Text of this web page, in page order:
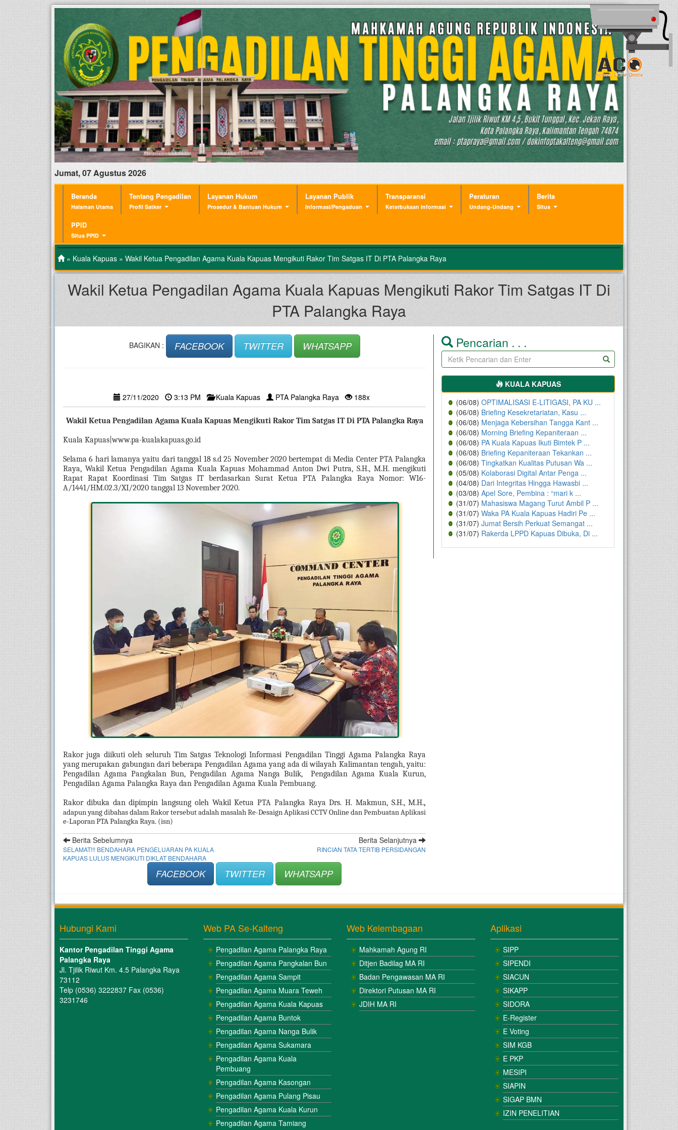
Jumat, 07 Agustus 2026
Beranda
Halaman Utama
Tentang Pengadilan
Profil Satker
Layanan Hukum
Prosedur & Bantuan Hukum
Layanan Publik
Informasi/Pengaduan
Transparansi
Keterbukaan Informasi
Peraturan
Undang-Undang
Berita
Situs
PPID
Situs PPID
» Kuala Kapuas » Wakil Ketua Pengadilan Agama Kuala Kapuas Mengikuti Rakor Tim Satgas IT Di PTA Palangka Raya
Wakil Ketua Pengadilan Agama Kuala Kapuas Mengikuti Rakor Tim Satgas IT Di
PTA Palangka Raya
BAGIKAN : FACEBOOK TWITTER WHATSAPP
27/11/2020 3:13 PM Kuala Kapuas PTA Palangka Raya 188x
Wakil Ketua Pengadilan Agama Kuala Kapuas Mengikuti Rakor Tim Satgas IT Di PTA Palangka Raya
Kuala Kapuas|www.pa-kualakapuas.go.id
Selama 6 hari lamanya yaitu dari tanggal 18 s.d 25 November 2020 bertempat di Media Center PTA Palangka
Raya, Wakil Ketua Pengadilan Agama Kuala Kapuas Mohammad Anton Dwi Putra, S.H., M.H. mengikuti
Rapat Rapat Koordinasi Tim Satgas IT berdasarkan Surat Ketua PTA Palangka Raya Nomor: W16-
A/1441/HM.02.3/XI/2020 tanggal 13 November 2020.
Rakor juga diikuti oleh seluruh Tim Satgas Teknologi Informasi Pengadilan Tinggi Agama Palangka Raya
yang merupakan gabungan dari beberapa Pengadilan Agama yang ada di wilayah Kalimantan tengah, yaitu:
Pengadilan Agama Pangkalan Bun, Pengadilan Agama Nanga Bulik,  Pengadilan Agama Kuala Kurun,
Pengadilan Agama Palangka Raya dan Pengadilan Agama Kuala Pembuang.
Rakor dibuka dan dipimpin langsung oleh Wakil Ketua PTA Palangka Raya Drs. H. Makmun, S.H., M.H.,
adapun yang dibahas dalam Rakor tersebut adalah masalah Re-Desaign Aplikasi CCTV Online dan Pembuatan Aplikasi
e-Laporan PTA Palangka Raya. (isn)
Berita Sebelumnya
SELAMAT!!! BENDAHARA PENGELUARAN PA KUALA
KAPUAS LULUS MENGIKUTI DIKLAT BENDAHARA
Berita Selanjutnya
RINCIAN TATA TERTIB PERSIDANGAN
FACEBOOK TWITTER WHATSAPP
Pencarian . . .
KUALA KAPUAS
(06/08) OPTIMALISASI E-LITIGASI, PA KU ...
(06/08) Briefing Kesekretariatan, Kasu ...
(06/08) Menjaga Kebersihan Tangga Kant ...
(06/08) Morning Briefing Kepaniteraan ...
(06/08) PA Kuala Kapuas Ikuti Bimtek P ...
(06/08) Briefing Kepaniteraan Tekankan ...
(06/08) Tingkatkan Kualitas Putusan Wa ...
(05/08) Kolaborasi Digital Antar Penga ...
(04/08) Dari Integritas Hingga Hawasbi ...
(03/08) Apel Sore, Pembina : “mari k ...
(31/07) Mahasiswa Magang Turut Ambil P ...
(31/07) Waka PA Kuala Kapuas Hadiri Pe ...
(31/07) Jumat Bersih Perkuat Semangat ...
(31/07) Rakerda LPPD Kapuas Dibuka, Di ...
Hubungi Kami
Kantor Pengadilan Tinggi Agama
Palangka Raya
Jl. Tjilik Riwut Km. 4.5 Palangka Raya
73112
Telp (0536) 3222837 Fax (0536)
3231746
Web PA Se-Kalteng
Pengadilan Agama Palangka Raya
Pengadilan Agama Pangkalan Bun
Pengadilan Agama Sampit
Pengadilan Agama Muara Teweh
Pengadilan Agama Kuala Kapuas
Pengadilan Agama Buntok
Pengadilan Agama Nanga Bulik
Pengadilan Agama Sukamara
Pengadilan Agama Kuala
Pembuang
Pengadilan Agama Kasongan
Pengadilan Agama Pulang Pisau
Pengadilan Agama Kuala Kurun
Pengadilan Agama Tamiang
Web Kelembagaan
Mahkamah Agung RI
Ditjen Badilag MA RI
Badan Pengawasan MA RI
Direktori Putusan MA RI
JDIH MA RI
Aplikasi
SIPP
SIPENDI
SIACUN
SIKAPP
SIDORA
E-Register
E Voting
SIM KGB
E PKP
MESIPI
SIAPIN
SIGAP BMN
IZIN PENELITIAN